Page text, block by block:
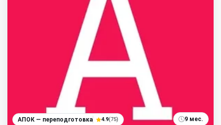
АПОК — переподготовка 4.9(75) 9 мес.